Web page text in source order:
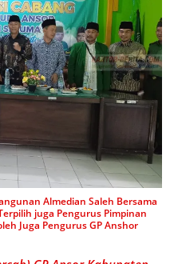
Almedian Saleh Bersama
juga Pengurus Pimpinan
Juga Pengurus GP Anshor